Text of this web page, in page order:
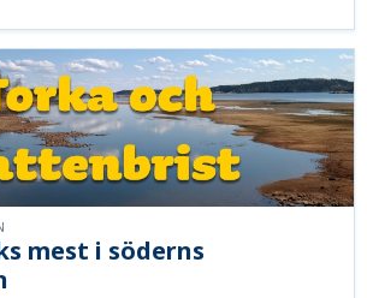
mest i söderns